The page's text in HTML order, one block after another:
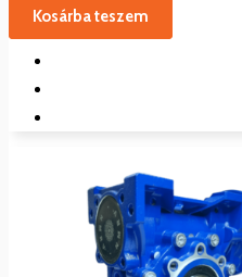
Kosárba teszem